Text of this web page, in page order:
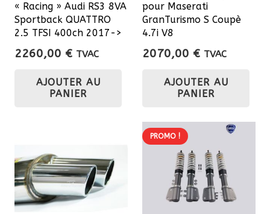
« Racing » Audi RS3 8VA
Sportback QUATTRO
2.5 TFSI 400ch 2017->
2260,00 € TVAC
AJOUTER AU
PANIER
pour Maserati
GranTurismo S Coupè
4.7i V8
2070,00 € TVAC
AJOUTER AU
PANIER
PROMO !